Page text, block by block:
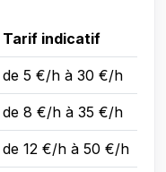
Tarif indicatif
de 5 €/h à 30 €/h
de 8 €/h à 35 €/h
de 12 €/h à 50 €/h